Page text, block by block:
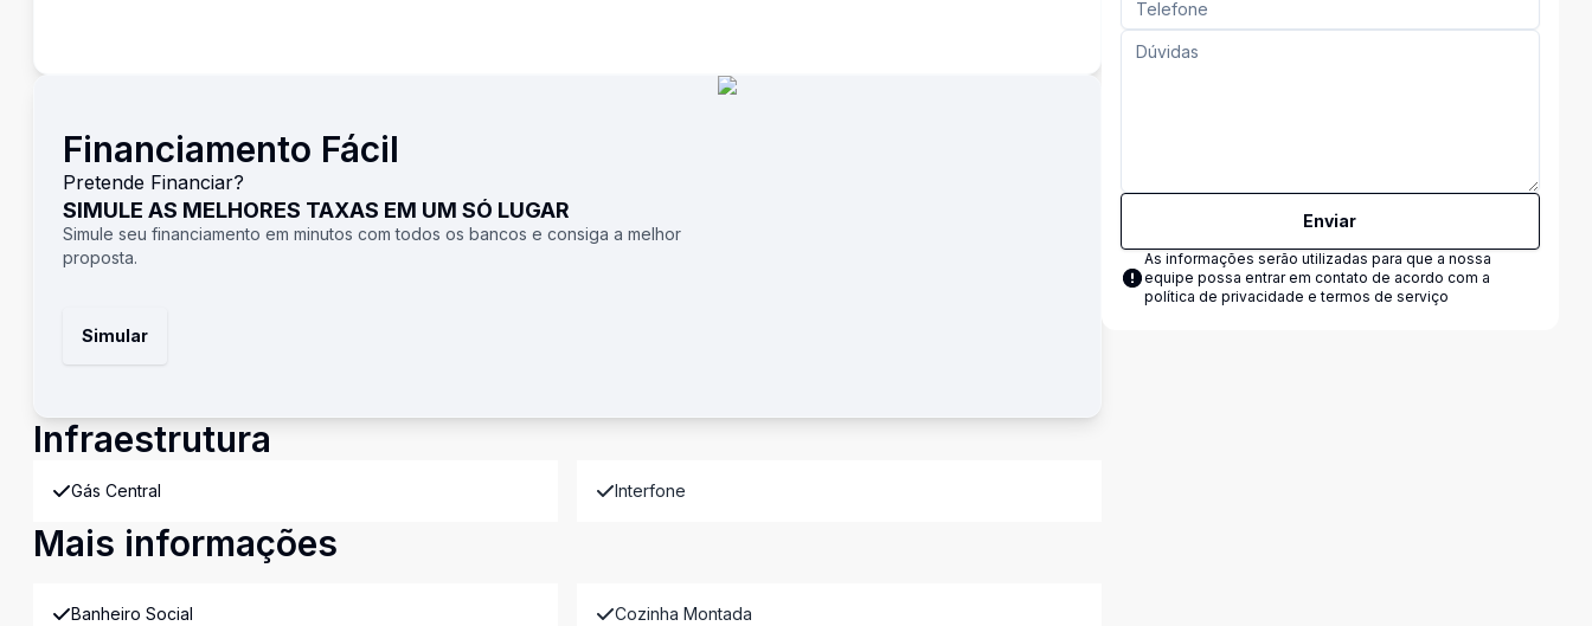
Financiamento Fácil
Pretende Financiar?
SIMULE AS MELHORES TAXAS EM UM SÓ LUGAR
Simule seu financiamento em minutos com todos os bancos e consiga a melhor
proposta.
Simular
Infraestrutura
Gás Central Interfone
Mais informações
Banheiro Social Cozinha Montada
Enviar
As informações serão utilizadas para que a nossa
equipe possa entrar em contato de acordo com a
política de privacidade e termos de serviço